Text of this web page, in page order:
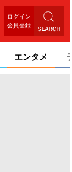
ログイン
会員登録
エンタメ